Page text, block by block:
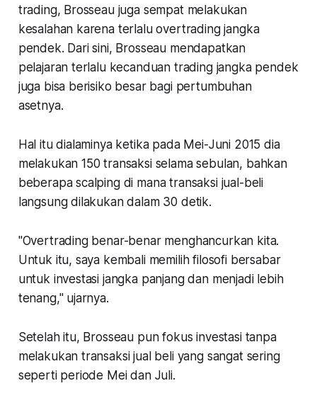
trading, Brosseau juga sempat melakukan
kesalahan karena terlalu overtrading jangka
pendek. Dari sini, Brosseau mendapatkan
pelajaran terlalu kecanduan trading jangka pendek
juga bisa berisiko besar bagi pertumbuhan
asetnya.
Hal itu dialaminya ketika pada Mei-Juni 2015 dia
melakukan 150 transaksi selama sebulan, bahkan
beberapa scalping di mana transaksi jual-beli
langsung dilakukan dalam 30 detik.
"Overtrading benar-benar menghancurkan kita.
Untuk itu, saya kembali memilih filosofi bersabar
untuk investasi jangka panjang dan menjadi lebih
tenang," ujarnya.
Setelah itu, Brosseau pun fokus investasi tanpa
melakukan transaksi jual beli yang sangat sering
seperti periode Mei dan Juli.